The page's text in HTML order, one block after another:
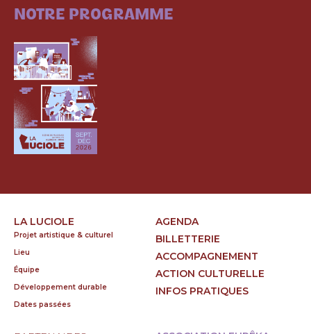
NOTRE PROGRAMME
LA LUCIOLE
Projet artistique & culturel
Lieu
Équipe
Développement durable
Dates passées
AGENDA
BILLETTERIE
ACCOMPAGNEMENT
ACTION CULTURELLE
INFOS PRATIQUES